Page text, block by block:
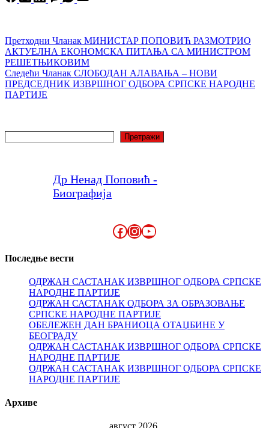
Претходни Чланак МИНИСТАР ПОПОВИЋ РАЗМОТРИО
АКТУЕЛНА ЕКОНОМСКА ПИТАЊА СА МИНИСТРОМ
РЕШЕТЊИКОВИМ
Следећи Чланак СЛОБОДАН АЛАВАЊА – НОВИ
ПРЕДСЕДНИК ИЗВРШНОГ ОДБОРА СРПСКЕ НАРОДНЕ
ПАРТИЈЕ
Претражи
Др Ненад Поповић -
Биографија
Facebook
Instagram
YouTube
Последње вести
ОДРЖАН САСТАНАК ИЗВРШНОГ ОДБОРА СРПСКЕ
НАРОДНЕ ПАРТИЈЕ
ОДРЖАН САСТАНАК ОДБОРА ЗА ОБРАЗОВАЊЕ
СРПСКЕ НАРОДНЕ ПАРТИЈЕ
ОБЕЛЕЖЕН ДАН БРАНИОЦА ОТАЏБИНЕ У
БЕОГРАДУ
ОДРЖАН САСТАНАК ИЗВРШНОГ ОДБОРА СРПСКЕ
НАРОДНЕ ПАРТИЈЕ
ОДРЖАН САСТАНАК ИЗВРШНОГ ОДБОРА СРПСКЕ
НАРОДНЕ ПАРТИЈЕ
Архиве